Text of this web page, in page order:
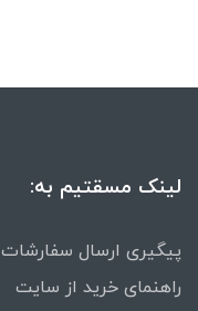
لینک مسقتیم به:
پیگیری ارسال سفارشات
راهنمای خرید از سایت